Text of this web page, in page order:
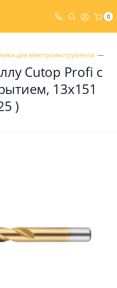
0
для электроинструмента
Cutop Profi с
13х151
)